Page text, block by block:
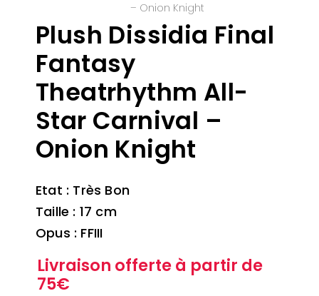
– Onion Knight
Plush Dissidia Final
Fantasy
Theatrhythm All-
Star Carnival –
Onion Knight
Etat : Très Bon
Taille : 17 cm
Opus : FFIII
Livraison offerte à partir de
75€